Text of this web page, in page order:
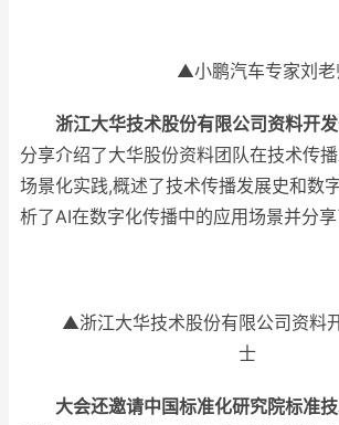
▲小鹏汽车专家刘老
浙江大华技术股份有限公司资料开
分享介绍了大华股份资料团队在技术传
场景化实践,概述了技术传播发展史和数
析了AI在数字化传播中的应用场景并分享
▲浙江大华技术股份有限公司资料
士
大会还邀请中国标准化研究院标准